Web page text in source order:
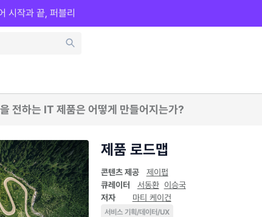
시작과 끝, 퍼블리
전하는 IT 제품은 어떻게 만들어지는가?
제품 로드맵
콘텐츠 제공
제이펍
큐레이터
서동환 이승국
저자
마티 케이건
서비스 기획/데이터/UX